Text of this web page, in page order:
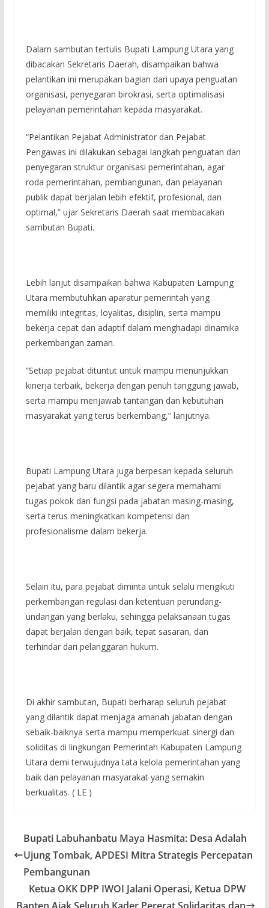
Dalam sambutan tertulis Bupati Lampung Utara yang
dibacakan Sekretaris Daerah, disampaikan bahwa
pelantikan ini merupakan bagian dari upaya penguatan
organisasi, penyegaran birokrasi, serta optimalisasi
pelayanan pemerintahan kepada masyarakat.
“Pelantikan Pejabat Administrator dan Pejabat
Pengawas ini dilakukan sebagai langkah penguatan dan
penyegaran struktur organisasi pemerintahan, agar
roda pemerintahan, pembangunan, dan pelayanan
publik dapat berjalan lebih efektif, profesional, dan
optimal,” ujar Sekretaris Daerah saat membacakan
sambutan Bupati.
Lebih lanjut disampaikan bahwa Kabupaten Lampung
Utara membutuhkan aparatur pemerintah yang
memiliki integritas, loyalitas, disiplin, serta mampu
bekerja cepat dan adaptif dalam menghadapi dinamika
perkembangan zaman.
“Setiap pejabat dituntut untuk mampu menunjukkan
kinerja terbaik, bekerja dengan penuh tanggung jawab,
serta mampu menjawab tantangan dan kebutuhan
masyarakat yang terus berkembang,” lanjutnya.
Bupati Lampung Utara juga berpesan kepada seluruh
pejabat yang baru dilantik agar segera memahami
tugas pokok dan fungsi pada jabatan masing-masing,
serta terus meningkatkan kompetensi dan
profesionalisme dalam bekerja.
Selain itu, para pejabat diminta untuk selalu mengikuti
perkembangan regulasi dan ketentuan perundang-
undangan yang berlaku, sehingga pelaksanaan tugas
dapat berjalan dengan baik, tepat sasaran, dan
terhindar dari pelanggaran hukum.
Di akhir sambutan, Bupati berharap seluruh pejabat
yang dilantik dapat menjaga amanah jabatan dengan
sebaik-baiknya serta mampu memperkuat sinergi dan
soliditas di lingkungan Pemerintah Kabupaten Lampung
Utara demi terwujudnya tata kelola pemerintahan yang
baik dan pelayanan masyarakat yang semakin
berkualitas. ( LE )
Bupati Labuhanbatu Maya Hasmita: Desa Adalah
Ujung Tombak, APDESI Mitra Strategis Percepatan
Pembangunan
Ketua OKK DPP IWOI Jalani Operasi, Ketua DPW
Banten Ajak Seluruh Kader Pererat Solidaritas dan